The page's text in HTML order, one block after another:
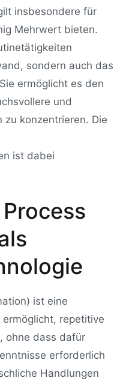
insbesondere für
Mehrwert bieten.
sondern auch das
ermöglicht es den
und
konzentrieren. Die
ist dabei
ist eine
repetitive
ohne dass dafür
erforderlich
Handlungen